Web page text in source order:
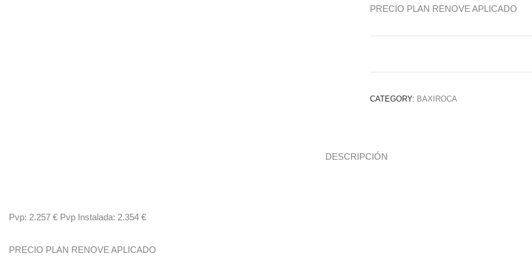
PRECIO PLAN RENOVE APLICADO
CATEGORY: BAXIROCA
DESCRIPCIÓN
Pvp: 2.257 € Pvp Instalada: 2.354 €
PRECIO PLAN RENOVE APLICADO